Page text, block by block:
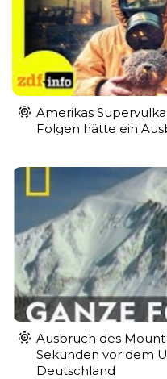
Amerikas
Folgen hätte ein
Ausbruch des Mount
Sekunden vor dem
Deutschland